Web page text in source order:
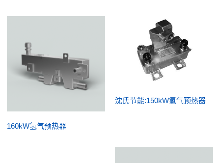
160kW氢气预热器
沈氏节能:150kW氢气预热器